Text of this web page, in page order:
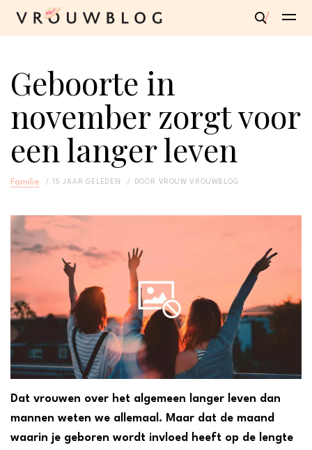
Geboorte in
november zorgt voor
een langer leven
Familie 15 JAAR GELEDEN DOOR VROUW VROUWBLOG
Dat vrouwen over het algemeen langer leven dan
mannen weten we allemaal. Maar dat de maand
waarin je geboren wordt invloed heeft op de lengte